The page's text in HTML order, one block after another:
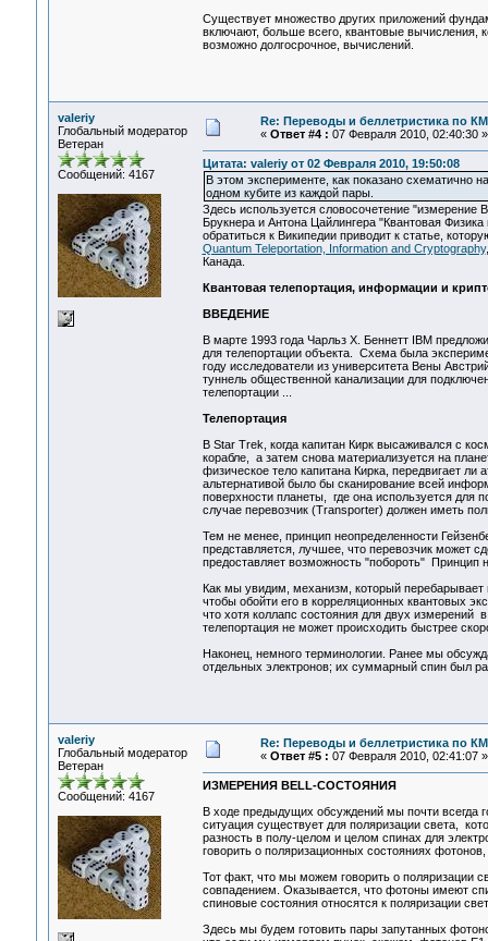
Существует множество других приложений
включают, больше всего, квантовые вычисления,
возможно долгосрочное, вычислений.
valeriy
Глобальный модератор
Ветеран
Сообщений: 4167
Re: Переводы и беллетристика по КМ
« Ответ #4 : 07 Февраля 2010, 02:40:30 »
Цитата: valeriy от 02 Февраля 2010, 19:50:08
В этом эксперименте, как показано схематично
одном кубите из каждой пары.
Здесь используется словосочетение "измерение
Брукнера и Антона Цайлингера "Квантовая
обратиться к Википедии приводит к статье,
Quantum Teleportation, Information and Cryptography
Канада.
Квантовая телепортация, информации и
ВВЕДЕНИЕ
В марте 1993 года Чарльз Х. Беннетт IBM
для телепортации объекта. Схема была
году исследователи из университета Вены
туннель общественной канализации для
телепортации ...
Телепортация
В Star Trek, когда капитан Кирк высаживался с
корабле, а затем снова материализуется на
физическое тело капитана Кирка, передвигает ли
альтернативой было бы сканирование всей
поверхности планеты, где она используется для
случае перевозчик (Transporter) должен иметь
Тем не менее, принцип неопределенности
представляется, лучшее, что перевозчик может
предоставляет возможность "побороть" Принцип
Как мы увидим, механизм, который
чтобы обойти его в корреляционных квантовых
что хотя коллапс состояния для двух измерений
телепортация не может происходить быстрее
Наконец, немного терминологии. Ранее мы
отдельных электронов; их суммарный спин был
valeriy
Глобальный модератор
Ветеран
Сообщений: 4167
Re: Переводы и беллетристика по КМ
« Ответ #5 : 07 Февраля 2010, 02:41:07 »
ИЗМЕРЕНИЯ BELL-СОСТОЯНИЯ
В ходе предыдущих обсуждений мы почти всегда
ситуация существует для поляризации света,
разность в полу-целом и целом спинах для
говорить о поляризационных состояниях
Тот факт, что мы можем говорить о поляризации
совпадением. Оказывается, что фотоны имеют
спиновые состояния относятся к поляризации
Здесь мы будем готовить пары запутанных